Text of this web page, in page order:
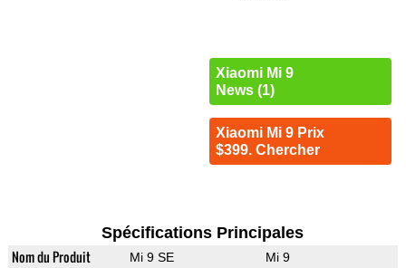
Xiaomi Mi 9
News (1)
Xiaomi Mi 9 Prix
$399. Chercher
Spécifications Principales
Nom du Produit Mi 9 SE Mi 9